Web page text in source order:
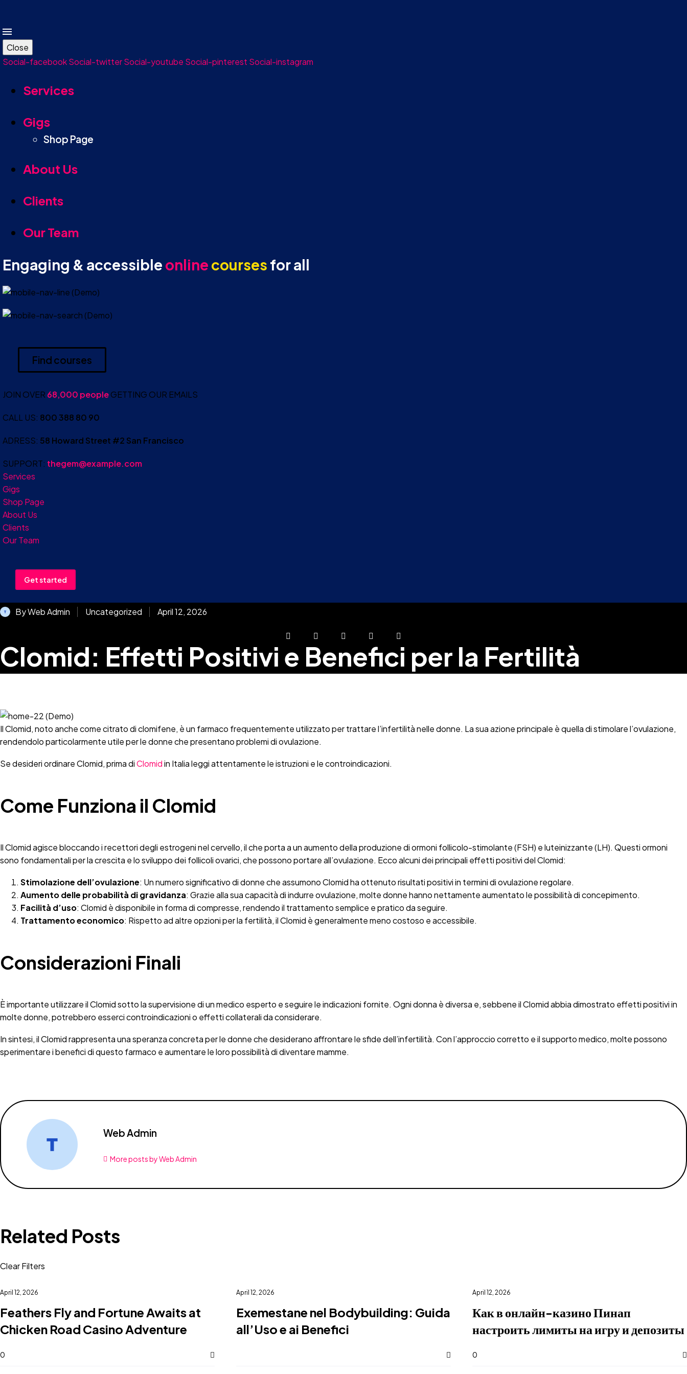
Close
Social-facebookSocial-twitterSocial-youtube Social-pinterest Social-instagram
Services
Gigs
Shop Page
About Us
Clients
Our Team
Engaging & accessible online courses for all
Find courses
JOIN OVER 68,000 peopleGETTING OUR EMAILS
CALL US: 800 388 80 90
ADRESS: 58 Howard Street #2 San Francisco
SUPPORT: thegem@example.com
Services
Gigs
Shop Page
About Us
Clients
Our Team
Get started
By Web Admin Uncategorized April 12, 2026
Clomid: Effetti Positivi e Benefici per la Fertilità
Post
navigation
¿Cuál juego de casino online paga más?
Il Clomid, noto anche come citrato di clomifene, è un farmaco frequentemente utilizzato per trattare l’infertilità nelle donne. La sua azione principale è quella di stimolare l’ovulazione,
rendendolo particolarmente utile per le donne che presentano problemi di ovulazione.
Se desideri ordinare Clomid, prima diClomidin Italia leggi attentamente le istruzioni e le controindicazioni.
Come Funziona il Clomid
Il Clomid agisce bloccando i recettori degli estrogeni nel cervello, il che porta a un aumento della produzione di ormoni follicolo-stimolante (FSH) e luteinizzante (LH). Questi ormoni
sono fondamentali per la crescita e lo sviluppo dei follicoli ovarici, che possono portare all’ovulazione. Ecco alcuni dei principali effetti positivi del Clomid:
Stimolazione dell’ovulazione: Un numero significativo di donne che assumono Clomid ha ottenuto risultati positivi in termini di ovulazione regolare.
Aumento delle probabilità di gravidanza: Grazie alla sua capacità di indurre ovulazione, molte donne hanno nettamente aumentato le possibilità di concepimento.
Facilità d’uso: Clomid è disponibile in forma di compresse, rendendo il trattamento semplice e pratico da seguire.
Trattamento economico: Rispetto ad altre opzioni per la fertilità, il Clomid è generalmente meno costoso e accessibile.
Considerazioni Finali
È importante utilizzare il Clomid sotto la supervisione di un medico esperto e seguire le indicazioni fornite. Ogni donna è diversa e, sebbene il Clomid abbia dimostrato effetti positivi in
molte donne, potrebbero esserci controindicazioni o effetti collaterali da considerare.
In sintesi, il Clomid rappresenta una speranza concreta per le donne che desiderano affrontare le sfide dell’infertilità. Con l’approccio corretto e il supporto medico, molte possono
sperimentare i benefici di questo farmaco e aumentare le loro possibilità di diventare mamme.
Web Admin
More posts by Web Admin
Related Posts
Clear Filters
April 12, 2026
Feathers Fly and Fortune Awaits at
Chicken Road Casino Adventure
0
April 12, 2026
Exemestane nel Bodybuilding: Guida
all’Uso e ai Benefici
April 12, 2026
Как в онлайн-казино Пинап
настроить лимиты на игру и депозиты
0